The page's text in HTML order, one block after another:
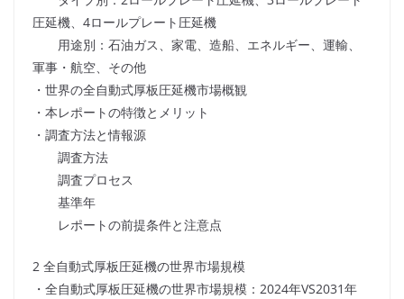
圧延機、4ロールプレート圧延機
用途別：石油ガス、家電、造船、エネルギー、運輸、
軍事・航空、その他
・世界の全自動式厚板圧延機市場概観
・本レポートの特徴とメリット
・調査方法と情報源
調査方法
調査プロセス
基準年
レポートの前提条件と注意点
2 全自動式厚板圧延機の世界市場規模
・全自動式厚板圧延機の世界市場規模：2024年VS2031年